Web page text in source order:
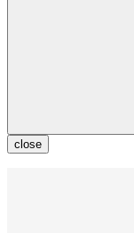
close